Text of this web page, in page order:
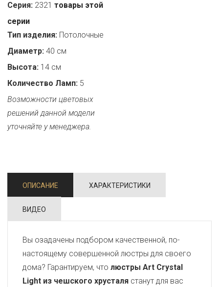
Серия: 2321 товары этой
серии
Тип изделия: Потолочные
Диаметр: 40 см
Высота: 14 см
Количество Ламп: 5
Возможности цветовых
решений данной модели
уточняйте у менеджера.
ОПИСАНИЕ ХАРАКТЕРИСТИКИ
ВИДЕО
Вы озадачены подбором качественной, по-
настоящему совершенной люстры для своего
дома? Гарантируем, что люстры Art Crystal
Light из чешского хрусталя станут для вас